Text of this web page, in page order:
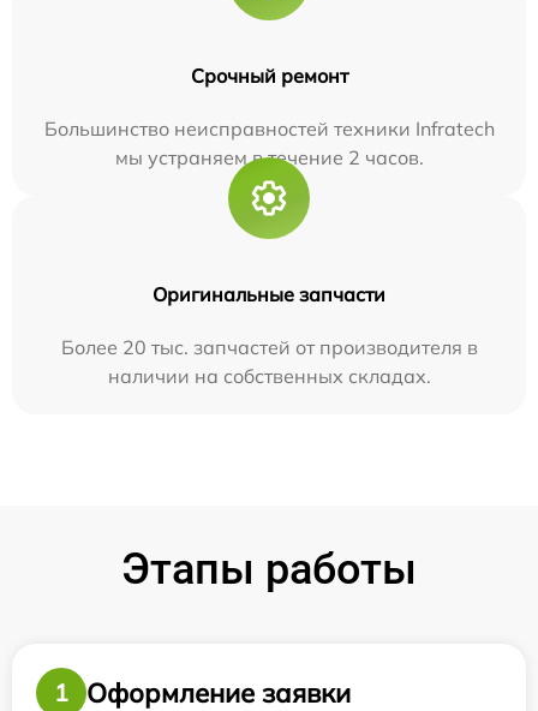
Срочный ремонт
Большинство неисправностей техники Infratech
мы устраняем в течение 2 часов.
Оригинальные запчасти
Более 20 тыс. запчастей от производителя в
наличии на собственных складах.
Этапы работы
1
Оформление заявки